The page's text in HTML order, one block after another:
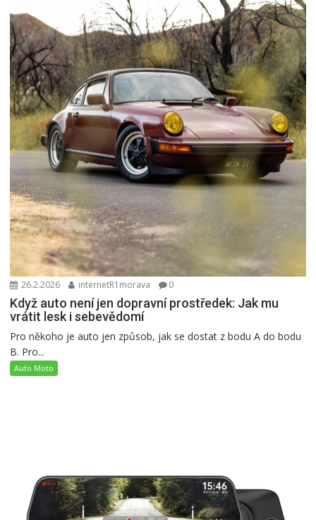
26.2.2026 internetR1morava 0
Když auto není jen dopravní prostředek: Jak mu
vrátit lesk i sebevědomí
Pro někoho je auto jen způsob, jak se dostat z bodu A do bodu
B. Pro...
Auto Moto